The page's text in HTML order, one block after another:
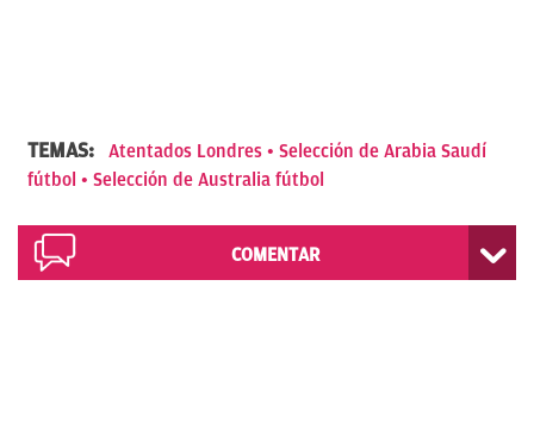
TEMAS: Atentados Londres
Selección de Arabia Saudí
fútbol
Selección de Australia fútbol
COMENTAR